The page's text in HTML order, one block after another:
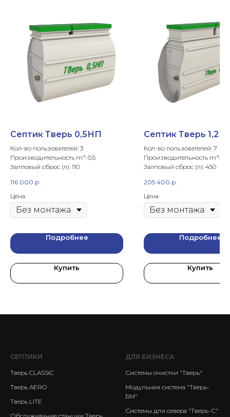
Септик Тверь 0,5НП
Кол-во пользователей: 3
Производительность m³: 0,5
Залповый сброс (л): 110
116 000 р.
Цена
Подробнее
Купить
Септик Тверь
Кол-во пользователей: 7
Производительность m³: 1,2
Залповый сброс (л): 450
205 400 р.
Цена
Подробнее
Купить
СЕПТИКИ
Тверь CLASSIC
Тверь AERO
Тверь LITE
ДЛЯ БИЗНЕСА
Системы очистки "Тверь"
Модульная система "Тверь-
БМ"
Системы для севера "Тверь-С"